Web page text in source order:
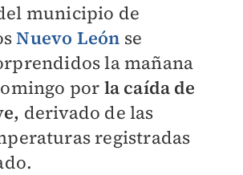
municipio de
Nuevo León se
la mañana
por la caída de
derivado de las
registradas